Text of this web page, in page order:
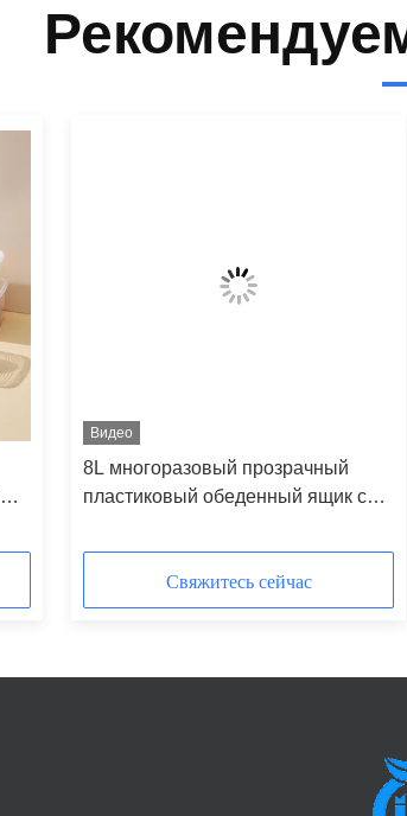
Видео
8L многоразовый прозрачный
пластиковый обеденный ящик с
Свяжитесь сейчас